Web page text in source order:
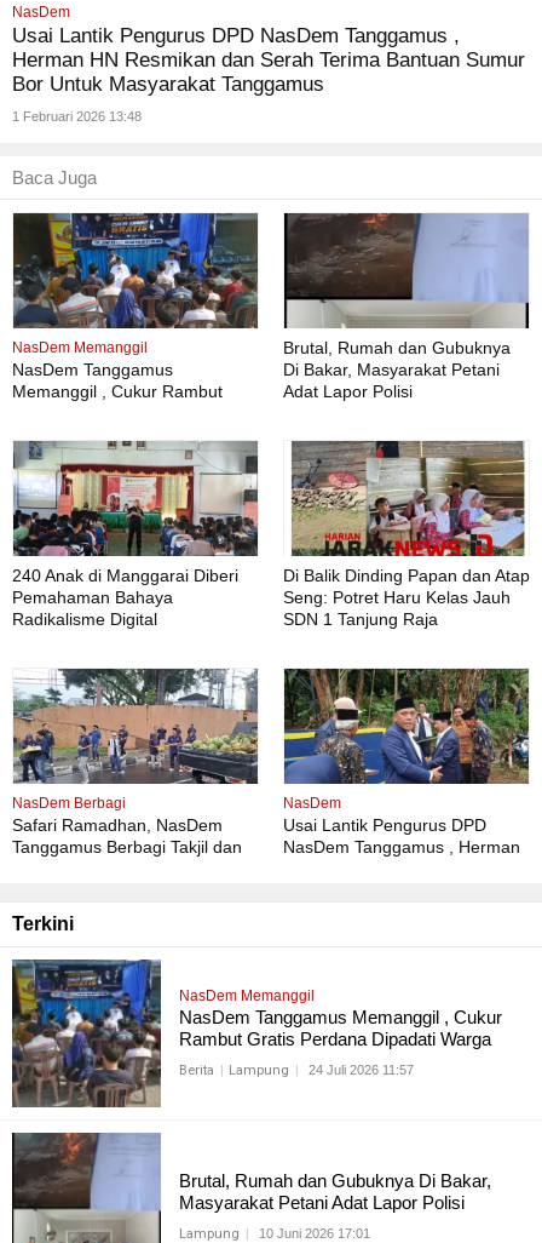
NasDem
Usai Lantik Pengurus DPD NasDem Tanggamus ,
Herman HN Resmikan dan Serah Terima Bantuan Sumur
Bor Untuk Masyarakat Tanggamus
1 Februari 2026 13:48
Baca Juga
NasDem Memanggil
NasDem Tanggamus
Memanggil , Cukur Rambut
Brutal, Rumah dan Gubuknya
Di Bakar, Masyarakat Petani
Adat Lapor Polisi
240 Anak di Manggarai Diberi
Pemahaman Bahaya
Radikalisme Digital
Di Balik Dinding Papan dan Atap
Seng: Potret Haru Kelas Jauh
SDN 1 Tanjung Raja
NasDem Berbagi
Safari Ramadhan, NasDem
Tanggamus Berbagi Takjil dan
NasDem dan Masyarakat
NasDem
Usai Lantik Pengurus DPD
NasDem Tanggamus , Herman
Terkini
NasDem Memanggil
NasDem Tanggamus Memanggil , Cukur
Rambut Gratis Perdana Dipadati Warga
Berita Lampung 24 Juli 2026 11:57
Brutal, Rumah dan Gubuknya Di Bakar,
Masyarakat Petani Adat Lapor Polisi
Lampung 10 Juni 2026 17:01